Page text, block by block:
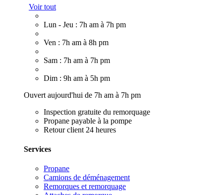
Voir tout
Lun - Jeu : 7h am à 7h pm
Ven : 7h am à 8h pm
Sam : 7h am à 7h pm
Dim : 9h am à 5h pm
Ouvert aujourd'hui de 7h am à 7h pm
Inspection gratuite du remorquage
Propane payable à la pompe
Retour client 24 heures
Services
Propane
Camions de déménagement
Remorques et remorquage